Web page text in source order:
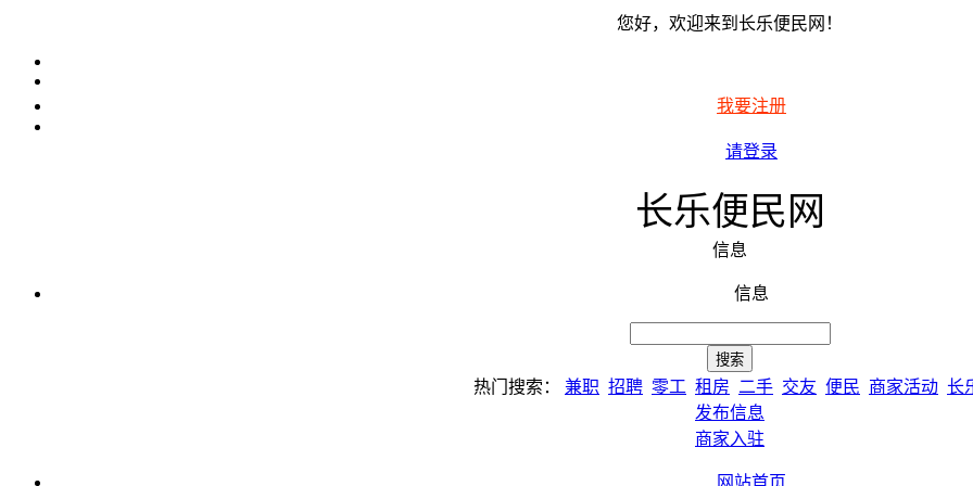
您好，欢迎来到长乐便民网！
我要注册
请登录
长乐便民网
信息
信息
热门搜索： 兼职 招聘 零工 租房 二手 交友 便民 商家活动 长
发布信息
商家入驻
网站首页